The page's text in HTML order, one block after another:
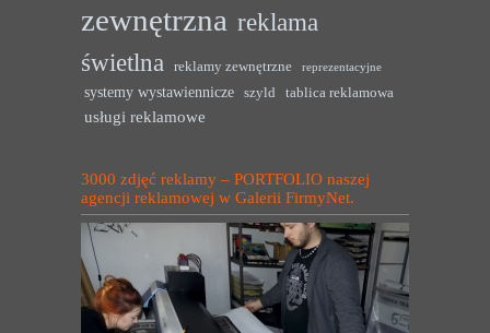
zewnętrzna reklama
świetlna
reklamy zewnętrzne reprezentacyjne
systemy wystawiennicze szyld tablica reklamowa
usługi reklamowe
3000 zdjęć reklamy – PORTFOLIO naszej
agencji reklamowej w Galerii FirmyNet.